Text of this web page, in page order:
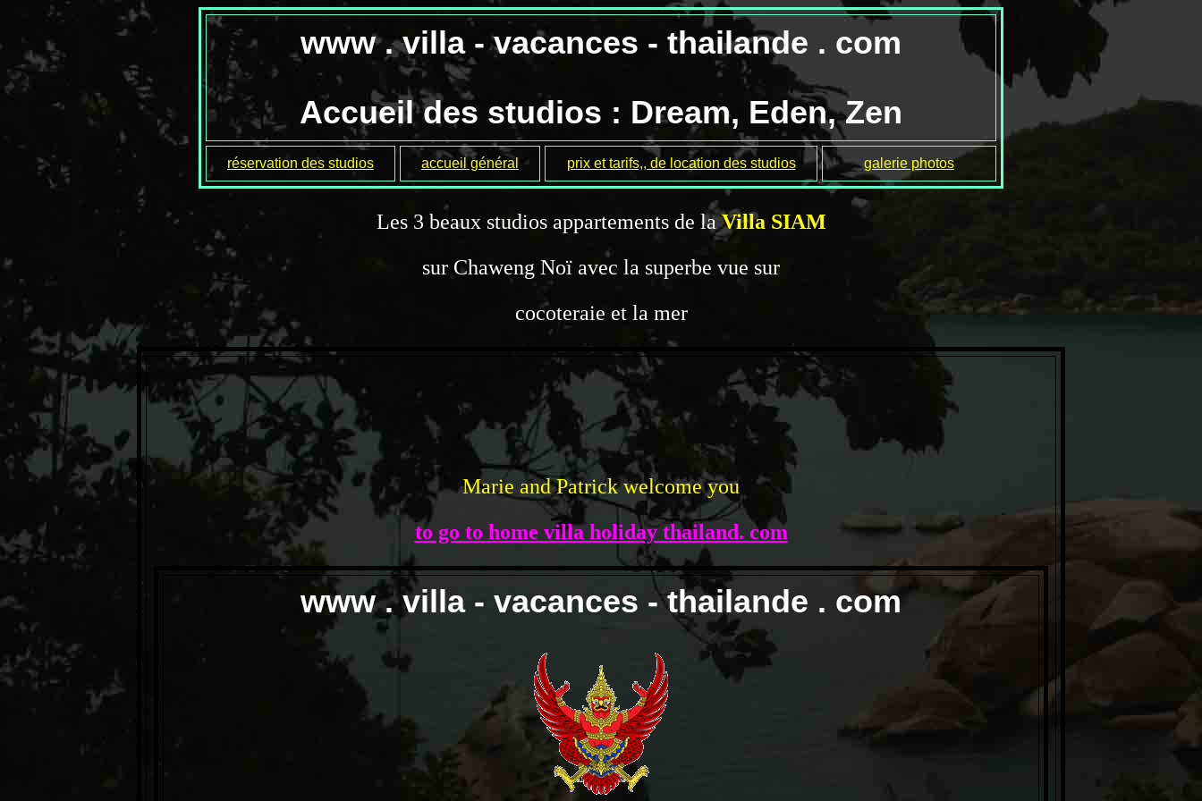
www . villa - vacances - thailande . com
Accueil des studios : Dream, Eden, Zen
réservation des studios accueil général prix et tarifs,, de location des studios galerie photos
Les 3 beaux studios appartements de laVilla SIAM
sur Chaweng Noï avec la superbe vue sur
cocoteraie et la mer
Marie and Patrickwelcome you
to go to home villa holiday thailand. com
www . villa - vacances - thailande . com